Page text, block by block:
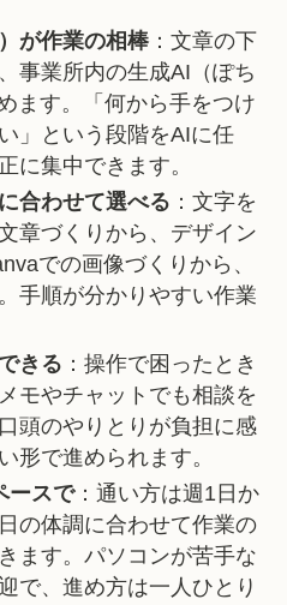
が作業の相棒：文章の下
事業所内の生成AI（ぽち
ます。「何から手をつけ
」という段階をAIに任
に集中できます。
合わせて選べる ：文字を
章づくりから、デザイン
での画像づくりから、
手順が分かりやすい作業
きる ：操作で困ったとき
モやチャットでも相談を
頭のやりとりが負担に感
形で進められます。
ースで：通い方は週1日か
の体調に合わせて作業の
ます。パソコンが苦手な
で、進め方は一人ひとり